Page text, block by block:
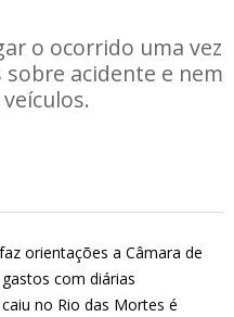
o ocorrido uma vez
acidente e nem
orientações a Câmara de
com diárias
no Rio das Mortes é